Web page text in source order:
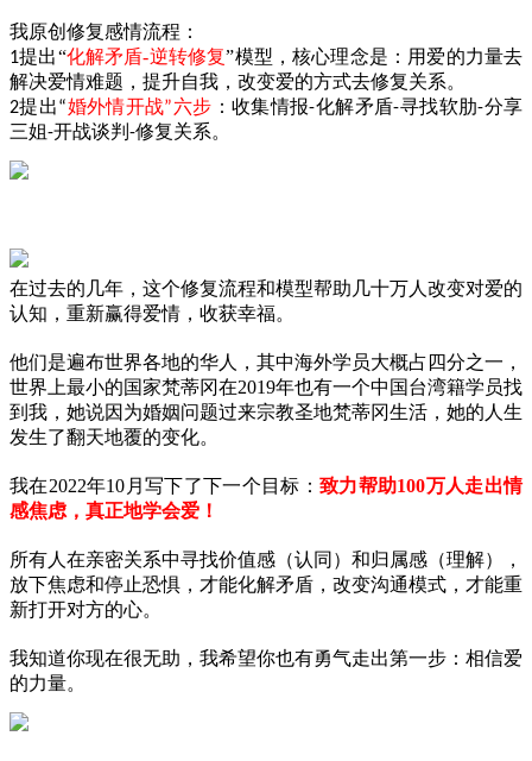
我原创修复感情流程：
1提出“化解矛盾-逆转修复”模型，核心理念是：用爱的力量去
解决爱情难题，提升自我，改变爱的方式去修复关系。
2提出“婚外情开战”六步 ：收集情报-化解矛盾-寻找软肋-分享
三姐-开战谈判 -修复关系。
在过去的几年，这个修复流程和模型帮助几十万人改变对爱的
认知，重新赢得爱情，收获幸福。
他们是遍布世界各地的华人，其中海外学员大概占四分之一，
世界上最小的国家梵蒂冈在2019年也有一个中国台湾籍学员找
到我，她说因为婚姻问题过来宗教圣地梵蒂冈生活，她的人生
发生了翻天地覆的变化。
我在2022年10月写下了下一个目标：致力帮助100万人走出情
感焦虑，真正地学会爱！
所有人在亲密关系中寻找价值感（认同）和归属感（理解），
放下焦虑和停止恐惧，才能化解矛盾，改变沟通模式，才能重
新打开对方的心。
我知道你现在很无助，我希望你也有勇气走出第一步：相信爱
的力量。